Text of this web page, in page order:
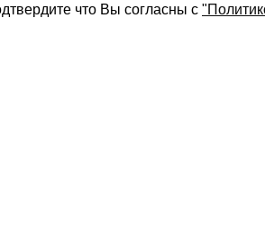
что Вы согласны с